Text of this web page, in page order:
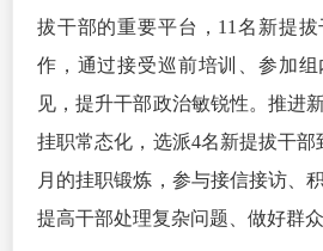
拔干部的重要平台，11名新提
作，通过接受巡前培训、参加
见，提升干部政治敏锐性。推进
挂职常态化，选派4名新提拔干部
月的挂职锻炼，参与接信接访、
提高干部处理复杂问题、做好群众